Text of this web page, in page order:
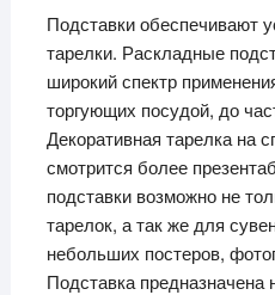
Подставки обеспечивают
тарелки. Раскладные
широкий спектр
торгующих посудой, до
Декоративная тарелка на
смотрится более
подставки возможно не
тарелок, а так же для
небольших постеров,
Подставка предназначена